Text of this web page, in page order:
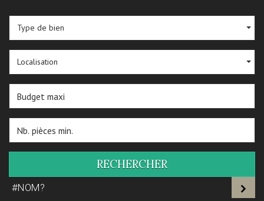
Type de bien
Localisation
RECHERCHER
#NOM?